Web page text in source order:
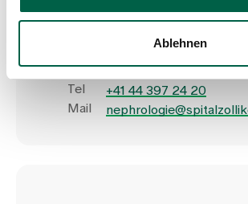
Ablehnen
Freitag:
8.00 – 12.00 Uhr
Tel
+41 44 397 24 20
Mail